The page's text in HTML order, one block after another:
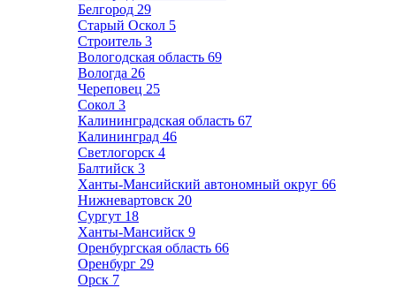
Белгород 29
Старый Оскол 5
Строитель 3
Вологодская область 69
Вологда 26
Череповец 25
Сокол 3
Калининградская область 67
Калининград 46
Светлогорск 4
Балтийск 3
Ханты-Мансийский автономный округ 66
Нижневартовск 20
Сургут 18
Ханты-Мансийск 9
Оренбургская область 66
Оренбург 29
Орск 7